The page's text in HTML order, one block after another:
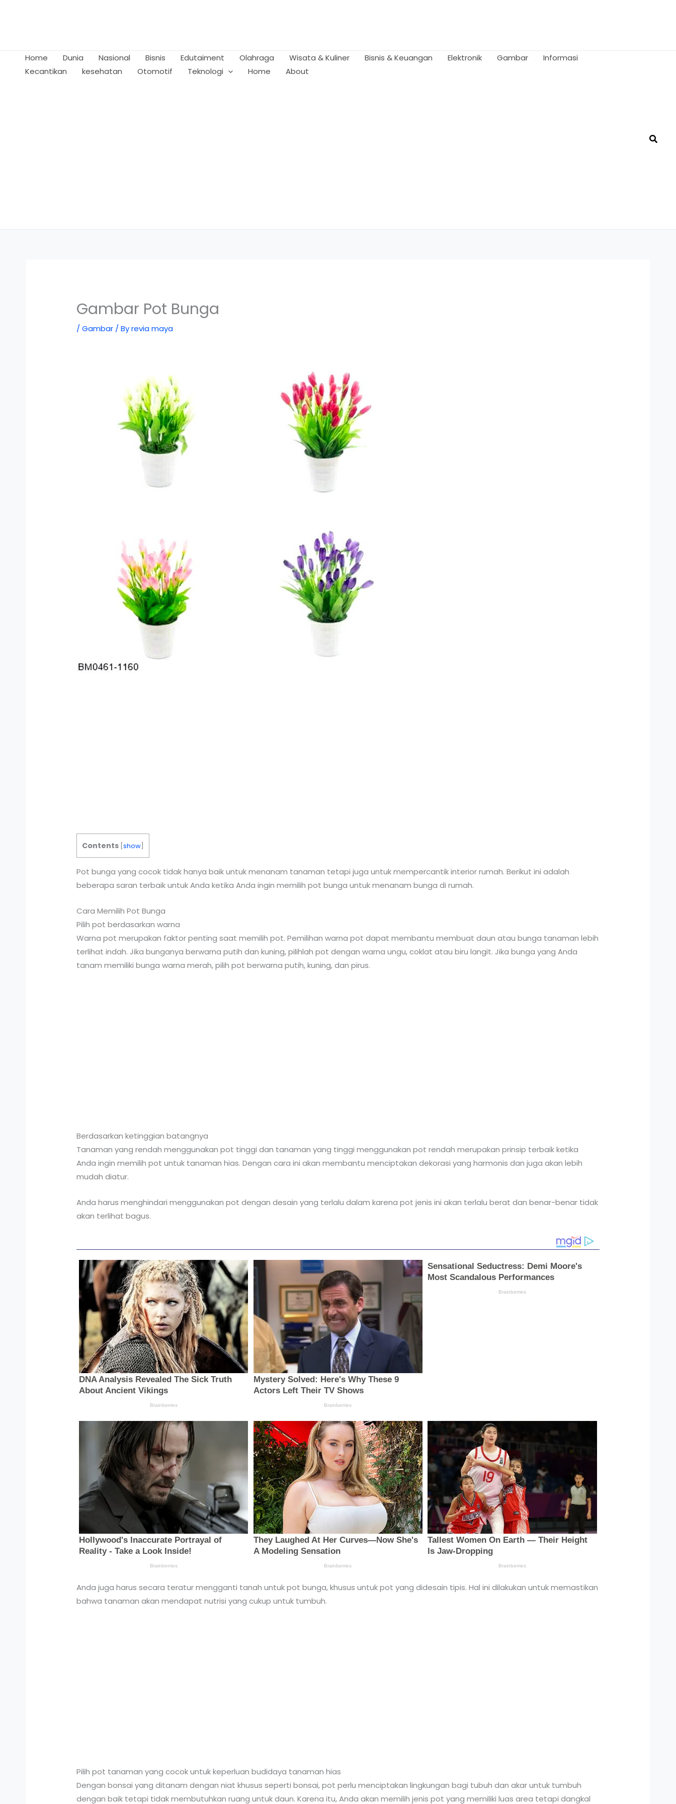
Home Dunia Nasional Bisnis Edutaiment Olahraga Wisata & Kuliner Bisnis & Keuangan Elektronik Gambar
Informasi
Kecantikan
kesehatan Otomotif Teknologi Home About
Gambar Pot Bunga
/Gambar / Byrevia maya
Contents [show
Pot bunga yang cocok tidak hanya baik untuk menanam tanaman tetapi juga untuk mempercantik interior rumah. Berikut ini adalah
beberapa saran terbaik untuk Anda ketika Anda ingin memilih pot bunga untuk menanam bunga di rumah.
Cara Memilih Pot Bunga
Pilih pot berdasarkan warna
Warna pot merupakan faktor penting saat memilih pot. Pemilihan warna pot dapat membantu membuat daun atau bunga tanaman lebih
terlihat indah. Jika bunganya berwarna putih dan kuning, pilihlah pot dengan warna ungu, coklat atau biru langit. Jika bunga yang Anda
tanam memiliki bunga warna merah, pilih pot berwarna putih, kuning, dan pirus.
Berdasarkan ketinggian batangnya
Tanaman yang rendah menggunakan pot tinggi dan tanaman yang tinggi menggunakan pot rendah merupakan prinsip terbaik ketika
Anda ingin memilih pot untuk tanaman hias. Dengan cara ini akan membantu menciptakan dekorasi yang harmonis dan juga akan lebih
mudah diatur.
Anda harus menghindari menggunakan pot dengan desain yang terlalu dalam karena pot jenis ini akan terlalu berat dan benar-benar tidak
akan terlihat bagus.
Anda juga harus secara teratur mengganti tanah untuk pot bunga, khusus untuk pot yang didesain tipis. Hal ini dilakukan untuk memastikan
bahwa tanaman akan mendapat nutrisi yang cukup untuk tumbuh.
Pilih pot tanaman yang cocok untuk keperluan budidaya tanaman hias
Dengan bonsai yang ditanam dengan niat khusus seperti bonsai, pot perlu menciptakan lingkungan bagi tubuh dan akar untuk tumbuh
dengan baik tetapi tidak membutuhkan ruang untuk daun. Karena itu, Anda akan memilih jenis pot yang memiliki luas area tetapi dangkal